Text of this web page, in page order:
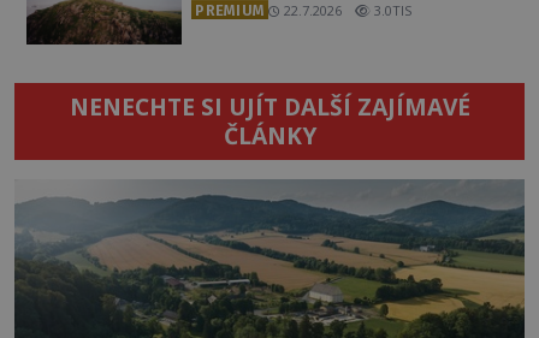
PREMIUM 22.7.2026 3.0TIS
NENECHTE SI UJÍT DALŠÍ ZAJÍMAVÉ
ČLÁNKY